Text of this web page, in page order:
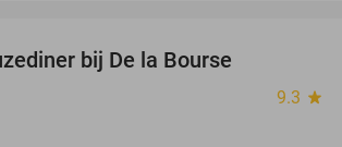
bij De la Bourse
9.3 star